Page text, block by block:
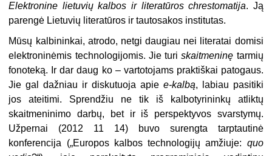
Elektronine lietuvių kalbos ir literatūros chrestomatija. Ją
parengė Lietuvių literatūros ir tautosakos institutas.
Mūsų kalbininkai, atrodo, netgi daugiau nei literatai domisi
elektroninėmis technologijomis. Jie turiskaitmeninę tarmių
fonoteką. Ir dar daug ko – vartotojams praktiškai patogaus.
Jie gal dažniau ir diskutuoja apie e-kalbą, labiau pasitiki
jos ateitimi. Sprendžiu ne tik iš kalbotyrininkų atliktų
skaitmeninimo darbų, bet ir iš perspektyvos svarstymų.
Užpernai (2012 11 14) buvo surengta tarptautinė
konferencija („Europos kalbos technologijų amžiuje: quo